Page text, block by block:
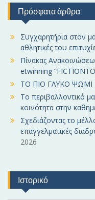
r
c
h
f
o
r
:
Πρόσφατα άρθρα
Συγχαρητήρια στον
αθλητικές του
Πίνακας
etwinning
ΤΟ ΠΙΟ ΓΛΥΚΟ ΨΩΜΙ
Το περιβαλλοντικό
κοινότητα στην
Σχεδιάζοντας το
επαγγελματικές
2026
Ιστορικό